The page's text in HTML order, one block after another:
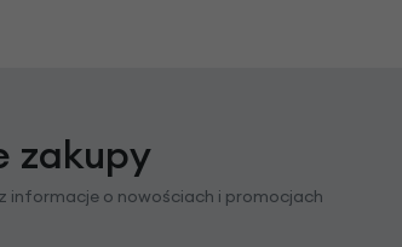
zakupy
informacje o nowościach i promocjach